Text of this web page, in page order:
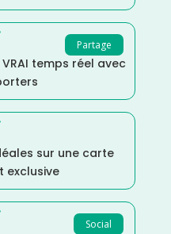
Partage
temps réel avec
sur une carte
exclusive
Social